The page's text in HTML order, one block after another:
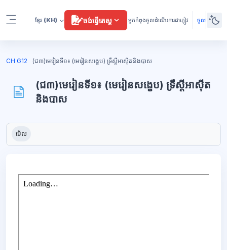
ខ្មែរ (KH) ចង់ធ្វើតេស្ត អ្នកកំពុងចូលដំណើរការជាភ្ញៀវ ចូល
CH G12 (ជ៣)មេរៀនទី១៖ (មេរៀនសង្ខេប) ទ្រឹស្តីអាស៊ីតនិងបាស
(ជ៣)មេរៀនទី១៖ (មេរៀនសង្ខេប) ទ្រឹស្តីអាស៊ីត
និងបាស
ប្លុក
តម្រូវការសម្រាប់ការបញ្ចប់
មើល